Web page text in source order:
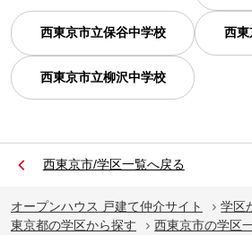
西東京市立保谷中学校 西
西東京市立柳沢中学校
西東京市/学区一覧へ戻る
オープンハウス 戸建て仲介サイト
学区
東京都の学区から探す
西東京市の学区